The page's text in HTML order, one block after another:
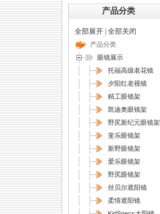
产品分类
全部展开| 全部关闭
产品分类
眼镜展示
托福高级老花镜
夕阳红老视镜
精工眼镜架
凯迪奥眼镜架
野尻新纪元眼镜架
斐乐眼镜架
新野眼镜架
爱乐眼镜架
野尻眼镜架
丝贝尔遮阳镜
柔情遮阳镜